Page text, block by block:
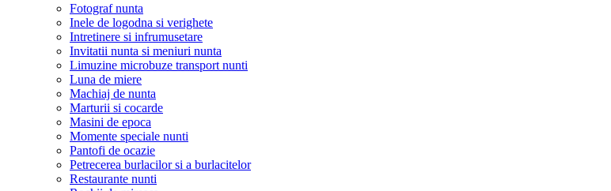
Fotograf nunta
Inele de logodna si verighete
Intretinere si infrumusetare
Invitatii nunta si meniuri nunta
Limuzine microbuze transport nunti
Luna de miere
Machiaj de nunta
Marturii si cocarde
Masini de epoca
Momente speciale nunti
Pantofi de ocazie
Petrecerea burlacilor si a burlacitelor
Restaurante nunti